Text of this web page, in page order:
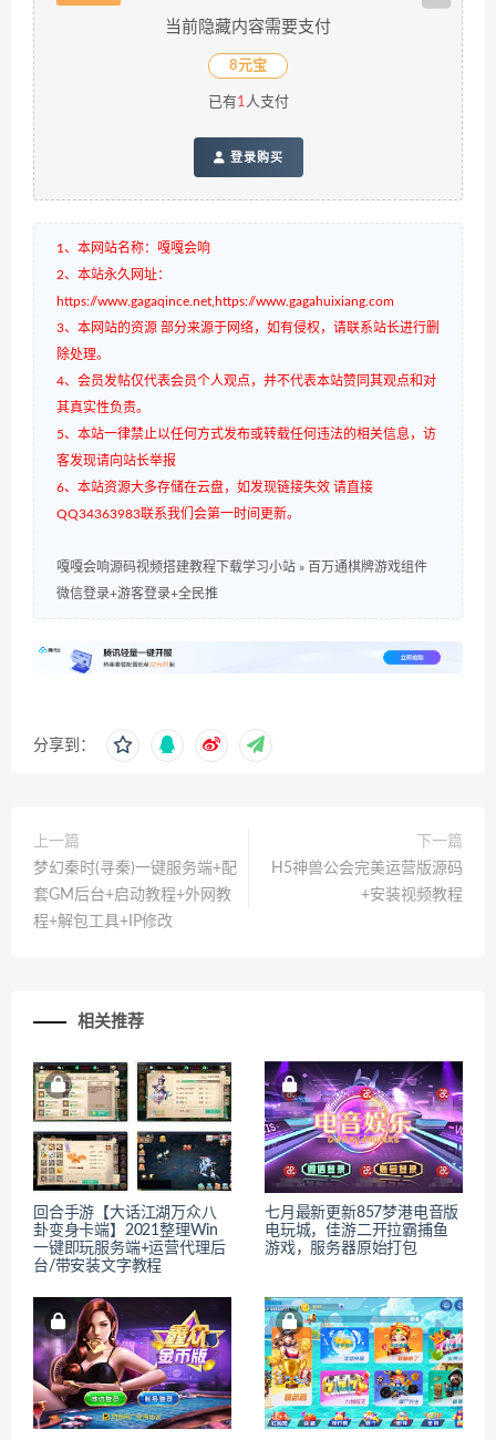
当前隐藏内容需要支付
8元宝
已有 1人支付
登录购买
1、本网站名称：嘎嘎会响
2、本站永久网址：
https://www.gagaqince.net,https://www.gagahuixiang.com
3、本网站的资源 部分来源于网络，如有侵权，请联系站长进行删
除处理。
4、会员发帖仅代表会员个人观点，并不代表本站赞同其观点和对
其真实性负责。
5、本站一律禁止以任何方式发布或转载任何违法的相关信息，访
客发现请向站长举报
6、本站资源大多存储在云盘，如发现链接失效 请直接
QQ34363983联系我们会第一时间更新。
嘎嘎会响源码视频搭建教程下载学习小站 » 百万通棋牌游戏组件
微信登录+游客登录+全民推
分享到：
上一篇
梦幻秦时(寻秦)一键服务端+配
套GM后台+启动教程+外网教
程+解包工具+IP修改
下一篇
H5神兽公会完美运营版源码
+安装视频教程
相关推荐
回合手游【大话江湖万众八
卦变身卡端】2021整理Win
一键即玩服务端+运营代理后
台/带安装文字教程
七月最新更新857梦港电音版
电玩城，佳游二开拉霸捕鱼
游戏，服务器原始打包